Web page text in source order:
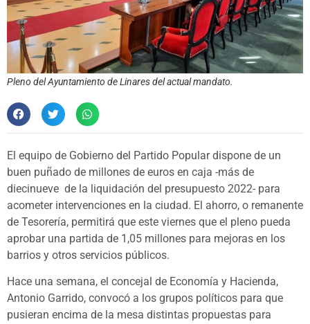
Pleno del Ayuntamiento de Linares del actual mandato.
El equipo de Gobierno del Partido Popular dispone de un
buen puñado de millones de euros en caja -más de
diecinueve de la liquidación del presupuesto 2022- para
acometer intervenciones en la ciudad. El ahorro, o remanente
de Tesorería, permitirá que este viernes que el pleno pueda
aprobar una partida de 1,05 millones para mejoras en los
barrios y otros servicios públicos.
Hace una semana, el concejal de Economía y Hacienda,
Antonio Garrido, convocó a los grupos políticos para que
pusieran encima de la mesa distintas propuestas para